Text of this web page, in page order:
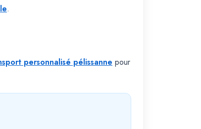
.
personnalisé pélissanne pour